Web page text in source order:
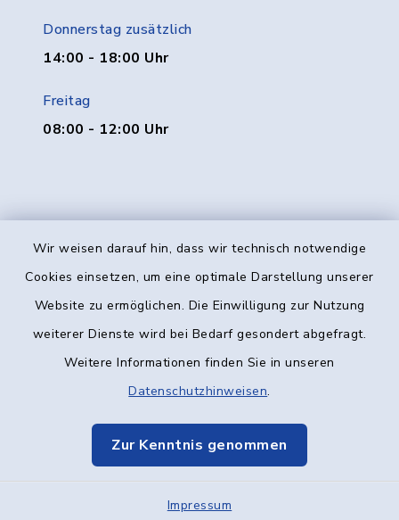
Wir weisen darauf hin, dass wir technisch notwendige
Cookies einsetzen, um eine optimale Darstellung unserer
Website zu ermöglichen. Die Einwilligung zur Nutzung
weiterer Dienste wird bei Bedarf gesondert abgefragt.
Weitere Informationen finden Sie in unseren
Datenschutzhinweisen.
Zur Kenntnis genommen
Impressum
Donnerstag zusätzlich
14:00 - 18:00 Uhr
Freitag
08:00 - 12:00 Uhr
Kontakt
Datenschutz
Elektronische Kommunikation
Sitemap